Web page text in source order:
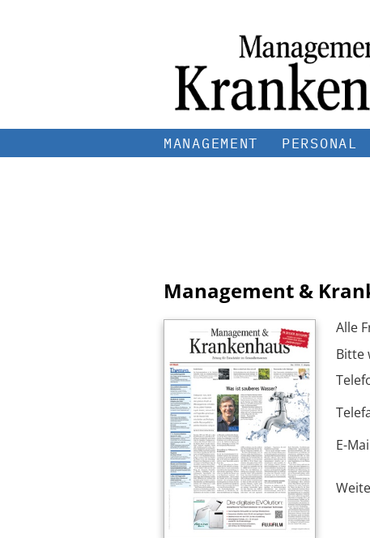
MANAGEMENT PERSONAL
Management &
Alle
Bitte
E-